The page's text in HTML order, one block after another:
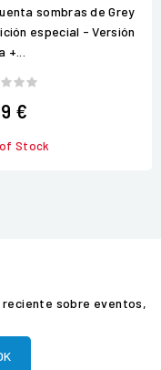
sombras de Grey
especial - Versión
€
Stock
sobre eventos,